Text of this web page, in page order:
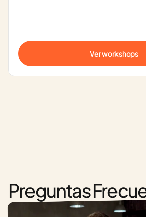
Ver workshops
Preguntas